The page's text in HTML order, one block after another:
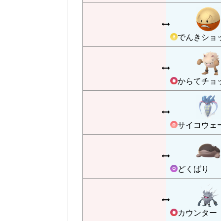
でんきショ
からてチョ
サイコウェ
どくばり
カウンター